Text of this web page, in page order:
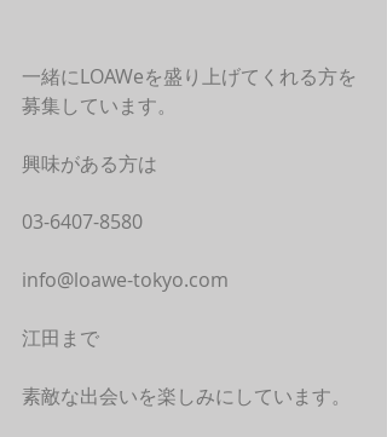
一緒にLOAWeを盛り上げてくれる方を
募集しています。
興味がある方は
03-6407-8580
info@loawe-tokyo.com
江田まで
素敵な出会いを楽しみにしています。